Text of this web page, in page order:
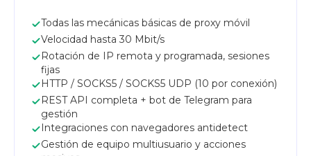
Todas las mecánicas básicas de proxy móvil
Velocidad hasta 30 Mbit/s
Rotación de IP remota y programada, sesiones
fijas
HTTP / SOCKS5 / SOCKS5 UDP (10 por conexión)
REST API completa + bot de Telegram para
gestión
Integraciones con navegadores antidetect
Gestión de equipo multiusuario y acciones